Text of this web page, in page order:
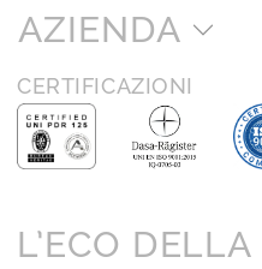
AZIENDA
CERTIFICAZIONI
L’ECO